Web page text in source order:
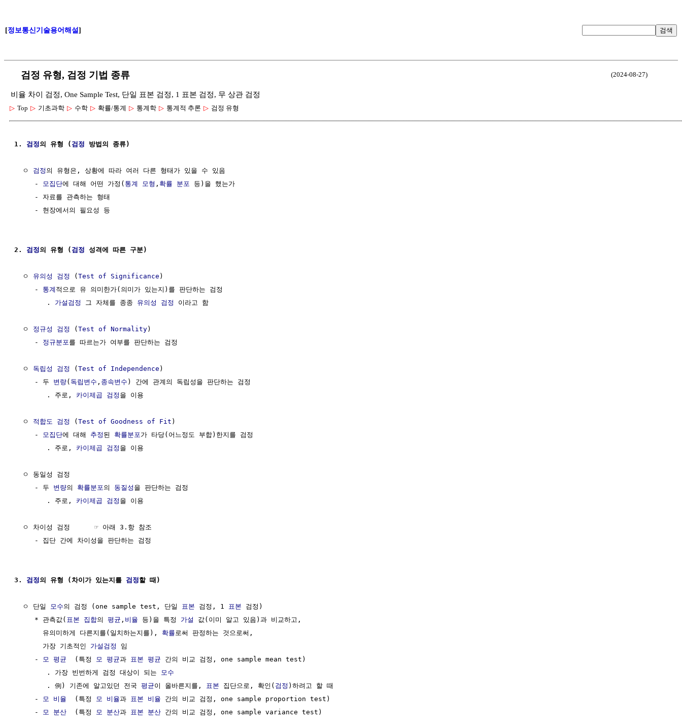
[정보통신기술용어해설] 검색
검정 유형, 검정 기법 종류 (2024-08-27)
비율 차이 검정, One Sample Test, 단일 표본 검정, 1 표본 검정, 무 상관 검정
▷ Top ▷ 기초과학 ▷ 수학 ▷ 확률/통계 ▷ 통계학 ▷ 통계적 추론 ▷ 검정 유형
1. 검정의 유형 ( 검정 방법의 종류)
  ㅇ
검정 의 유형은, 상황에 따라 여러 다른 형태가 있을 수 있음
     -
모집단에 대해 어떤 가정( 통계 모형 , 확률 분포 등)을 했는가
     - 자료를 관측하는 형태
     - 현장에서의 필요성 등
2. 검정의 유형 ( 검정 성격에 따른 구분)
  ㅇ
유의성 검정 (Test of Significance )
     -
통계 적으로 유 의미한가(의미가 있는지)를 판단하는 검정
        .
가설검정 그 자체를 종종 유의성 검정 이라고 함
  ㅇ
정규성 검정 (Test of Normality)
     -
정규분포를 따르는가 여부를 판단하는 검정
  ㅇ
독립성 검정 (Test of Independence )
     - 두
변량( 독립변수 , 종속변수 ) 간에 관계의 독립성을 판단하는 검정
        . 주로,
카이제곱 검정 을 이용
  ㅇ
적합도 검정 (Test of Goodness of Fit )
     -
모집단에 대해 추정 된 확률분포가 타당(어느정도 부합)한지를 검정
        . 주로,
카이제곱 검정 을 이용
  ㅇ 동일성 검정
     - 두
변량의 확률분포의 동질성 을 판단하는 검정
        . 주로,
카이제곱 검정 을 이용
  ㅇ 차이성 검정      ☞ 아래 3.항 참조
     - 집단 간에 차이성을 판단하는 검정
3. 검정의 유형 (차이가 있는지를 검정할 때)
  ㅇ 단일
모수의 검정 (one sample test, 단일 표본 검정, 1 표본 검정)
     * 관측값(
표본 집합의 평균 , 비율 등)을 특정 가설
값(이미 알고 있음)과 비교하고,
       유의미하게 다른지를(일치하는지를),
확률 로써 판정하는 것으로써,
       가장 기초적인
가설검정
임
     -
모 평균
  (특정
모 평균과 표본 평균 간의 비교 검정, one sample mean test)
        . 가장 빈번하게 검정 대상이 되는
모수
        . 例) 기존에 알고있던 전국
평균이 올바른지를, 표본 집단으로, 확인( 검정 )하려고 할 때
     -
모 비율
  (특정
모 비율과 표본 비율 간의 비교 검정, one sample proportion test)
     -
모 분산
  (특정
모 분산과 표본 분산 간의 비교 검정, one sample variance test)